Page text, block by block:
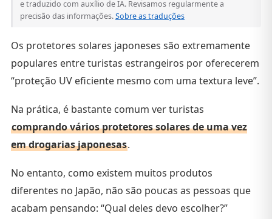
e traduzido com auxílio de IA. Revisamos regularmente a
precisão das informações.Sobre as traduções
Os protetores solares japoneses são extremamente
populares entre turistas estrangeiros por oferecerem
“proteção UV eficiente mesmo com uma textura leve”.
Na prática, é bastante comum ver turistas
comprando vários protetores solares de uma vez
em drogarias japonesas.
No entanto, como existem muitos produtos
diferentes no Japão, não são poucas as pessoas que
acabam pensando: “Qual deles devo escolher?”